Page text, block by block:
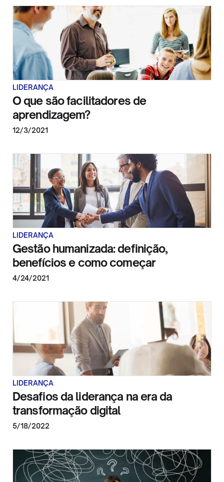
LIDERANÇA
O que são facilitadores de
aprendizagem?
12/3/2021
LIDERANÇA
Gestão humanizada: definição,
benefícios e como começar
4/24/2021
LIDERANÇA
Desafios da liderança na era da
transformação digital
5/18/2022